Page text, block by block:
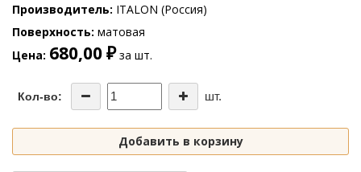
Производитель ITALON (Россия)
Поверхность матовая
Цена 680,00 ₽за шт.
Кол-во: шт.
Добавить в корзину